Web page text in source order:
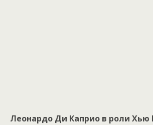
Леонардо Ди Каприо в роли Хью